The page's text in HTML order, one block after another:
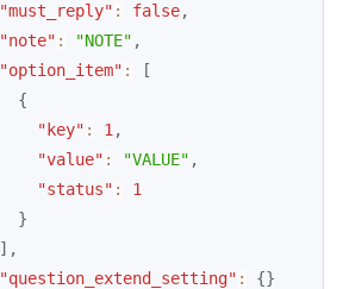
"must_reply" : false,
"note" : "NOTE" ,
"option_item" :
[
{
"key" : 1 ,
"value" : "VALUE" ,
"status" :
1
}
] ,
"question_extend_setting" : {}